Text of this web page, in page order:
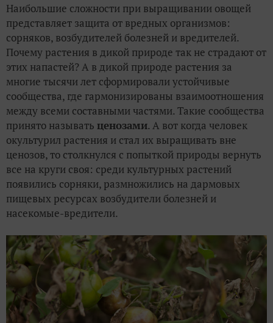
Наибольшие сложности при выращивании овощей
представляет защита от вредных организмов:
сорняков, возбудителей болезней и вредителей.
Почему растения в дикой природе так не страдают от
этих напастей? А в дикой природе растения за
многие тысячи лет сформировали устойчивые
сообщества, где гармонизированы взаимоотношения
между всеми составными частями. Такие сообщества
принято называть ценозами. А вот когда человек
окультурил растения и стал их выращивать вне
ценозов, то столкнулся с попыткой природы вернуть
все на круги своя: среди культурных растений
появились сорняки, размножились на дармовых
пищевых ресурсах возбудители болезней и
насекомые-вредители.